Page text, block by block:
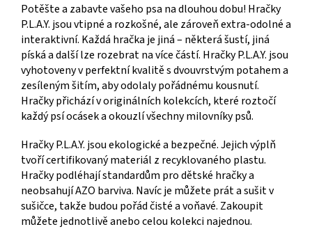
Potěšte a zabavte vašeho psa na dlouhou dobu! Hračky
P.L.A.Y. jsou vtipné a rozkošné, ale zároveň extra-odolné a
interaktivní. Každá hračka je jiná – některá šustí, jiná
píská a další lze rozebrat na více částí. Hračky P.L.A.Y. jsou
vyhotoveny v perfektní kvalitě s dvouvrstvým potahem a
zesíleným šitím, aby odolaly pořádnému kousnutí.
Hračky přichází v originálních kolekcích, které roztočí
každý psí ocásek a okouzlí všechny milovníky psů.
Hračky P.L.A.Y. jsou ekologické a bezpečné. Jejich výplň
tvoří certifikovaný materiál z recyklovaného plastu.
Hračky podléhají standardům pro dětské hračky a
neobsahují AZO barviva. Navíc je můžete prát a sušit v
sušičce, takže budou pořád čisté a voňavé. Zakoupit
můžete jednotlivě anebo celou kolekci najednou.